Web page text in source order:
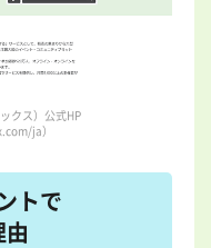
クス）公式HP
ja）
トで